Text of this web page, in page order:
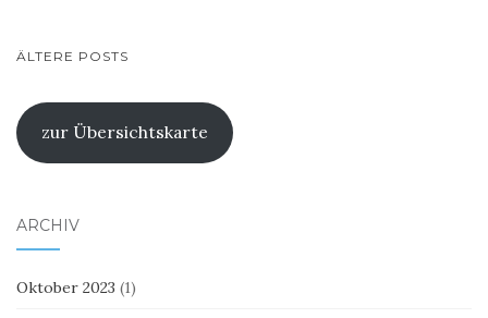
BEITRAGSNAVIGATION
ÄLTERE POSTS
zur Übersichtskarte
ARCHIV
Oktober 2023 (1)